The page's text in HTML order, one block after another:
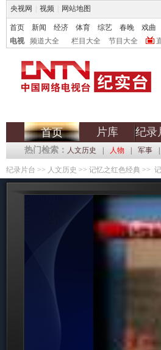
央视网 视频 网站地图
首页 新闻 经济 体育 综艺 春晚 戏曲
电视
频道大全 栏目大全 节目大全
首页 片库 纪录
热门检索： 人文历史 人物 军事
纪录片台 >> 人文历史 >> 记忆之红色经典 >>